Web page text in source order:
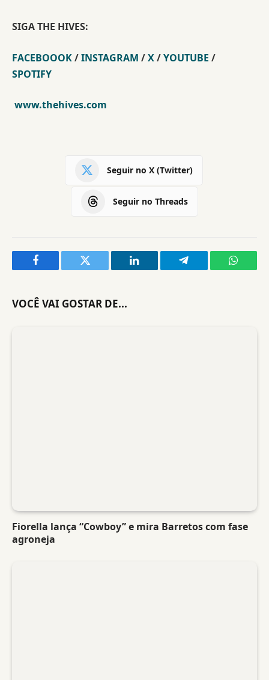
SIGA THE HIVES:
FACEBOOOK/INSTAGRAM /X/YOUTUBE /
SPOTIFY
www.thehives.com
Seguir no X (Twitter)
Seguir no Threads
Facebook Twitter LinkedIn Telegram
VOCÊ VAI GOSTAR DE...
Fiorella lança “Cowboy” e mira Barretos com fase
agroneja